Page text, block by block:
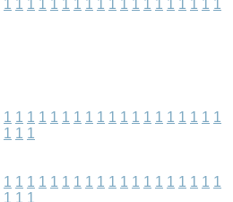
1 1 1 1 1 1 1 1 1 1 1 1 1 1 1 1 1 1 1
1 1 1 1 1 1 1 1 1 1 1 1 1 1 1 1 1 1 1
1 1 1
1 1 1 1 1 1 1 1 1 1 1 1 1 1 1 1 1 1 1
1 1 1